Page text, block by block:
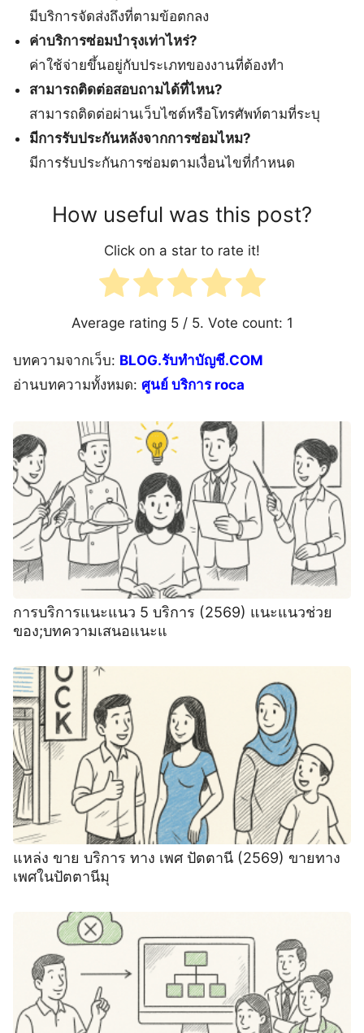
มีบริการจัดส่งถึงที่ตามข้อตกลง
ค่าบริการซ่อมบำรุงเท่าไหร่?
ค่าใช้จ่ายขึ้นอยู่กับประเภทของงานที่ต้องทำ
สามารถติดต่อสอบถามได้ที่ไหน?
สามารถติดต่อผ่านเว็บไซต์หรือโทรศัพท์ตามที่ระบุ
มีการรับประกันหลังจากการซ่อมไหม?
มีการรับประกันการซ่อมตามเงื่อนไขที่กำหนด
How useful was this post?
Click on a star to rate it!
Average rating 5/ 5. Vote count: 1
บทความจากเว็บ: BLOG.รับทำบัญชี.COM
อ่านบทความทั้งหมด: ศูนย์ บริการ roca
การบริการแนะแนว 5 บริการ (2569) แนะแนวช่วย
ของ;บทความเสนอแนะแ
แหล่ง ขาย บริการ ทาง เพศ ปัตตานี (2569) ขายทาง
เพศในปัตตานีมุ